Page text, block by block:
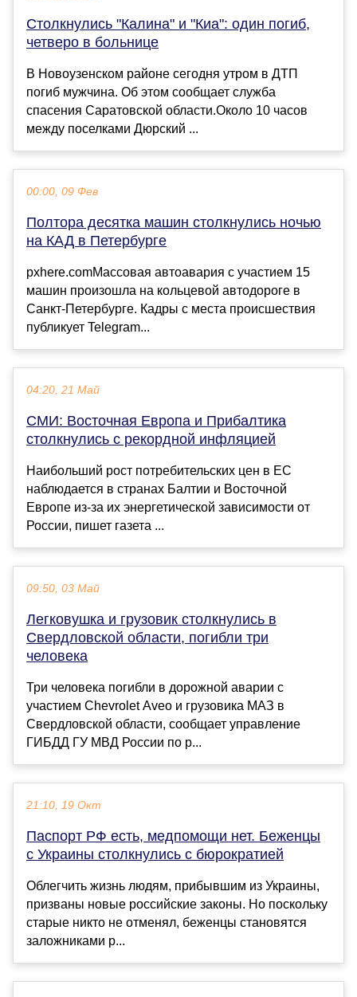
Столкнулись "Калина" и "Киа": один погиб,
четверо в больнице
В Новоузенском районе сегодня утром в ДТП
погиб мужчина. Об этом сообщает служба
спасения Саратовской области.Около 10 часов
между поселками Дюрский ...
00:00, 09 Фев
Полтора десятка машин столкнулись ночью
на КАД в Петербурге
pxhere.comМассовая автоавария с участием 15
машин произошла на кольцевой автодороге в
Санкт-Петербурге. Кадры с места происшествия
публикует Telegram...
04:20, 21 Май
СМИ: Восточная Европа и Прибалтика
столкнулись с рекордной инфляцией
Наибольший рост потребительских цен в ЕС
наблюдается в странах Балтии и Восточной
Европе из-за их энергетической зависимости от
России, пишет газета ...
09:50, 03 Май
Легковушка и грузовик столкнулись в
Свердловской области, погибли три
человека
Три человека погибли в дорожной аварии с
участием Chevrolet Aveo и грузовика МАЗ в
Свердловской области, сообщает управление
ГИБДД ГУ МВД России по р...
21:10, 19 Окт
Паспорт РФ есть, медпомощи нет. Беженцы
с Украины столкнулись с бюрократией
Облегчить жизнь людям, прибывшим из Украины,
призваны новые российские законы. Но поскольку
старые никто не отменял, беженцы становятся
заложниками р...